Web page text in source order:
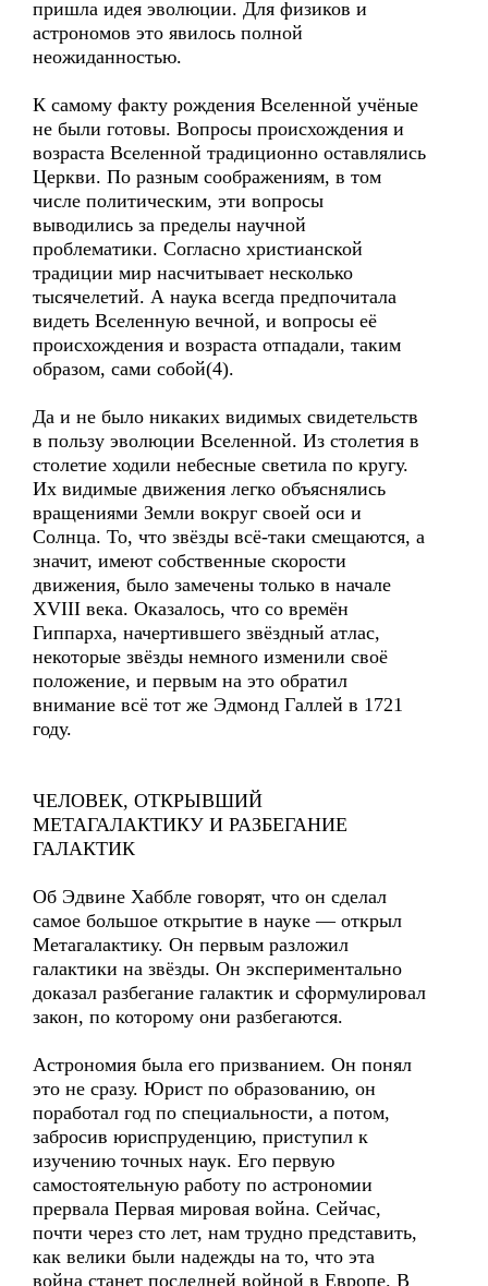
пришла идея эволюции. Для физиков и
астрономов это явилось полной
неожиданностью.
К самому факту рождения Вселенной учёные
не были готовы. Вопросы происхождения и
возраста Вселенной традиционно оставлялись
Церкви. По разным соображениям, в том
числе политическим, эти вопросы
выводились за пределы научной
проблематики. Согласно христианской
традиции мир насчитывает несколько
тысячелетий. А наука всегда предпочитала
видеть Вселенную вечной, и вопросы её
происхождения и возраста отпадали, таким
образом, сами собой(4).
Да и не было никаких видимых свидетельств
в пользу эволюции Вселенной. Из столетия в
столетие ходили небесные светила по кругу.
Их видимые движения легко объяснялись
вращениями Земли вокруг своей оси и
Солнца. То, что звёзды всё-таки смещаются, а
значит, имеют собственные скорости
движения, было замечены только в начале
XVIII века. Оказалось, что со времён
Гиппарха, начертившего звёздный атлас,
некоторые звёзды немного изменили своё
положение, и первым на это обратил
внимание всё тот же Эдмонд Галлей в 1721
году.
ЧЕЛОВЕК, ОТКРЫВШИЙ
МЕТАГАЛАКТИКУ И РАЗБЕГАНИЕ
ГАЛАКТИК
Об Эдвине Хаббле говорят, что он сделал
самое большое открытие в науке — открыл
Метагалактику. Он первым разложил
галактики на звёзды. Он экспериментально
доказал разбегание галактик и сформулировал
закон, по которому они разбегаются.
Астрономия была его призванием. Он понял
это не сразу. Юрист по образованию, он
поработал год по специальности, а потом,
забросив юриспруденцию, приступил к
изучению точных наук. Его первую
самостоятельную работу по астрономии
прервала Первая мировая война. Сейчас,
почти через сто лет, нам трудно представить,
как велики были надежды на то, что эта
война станет последней войной в Европе. В